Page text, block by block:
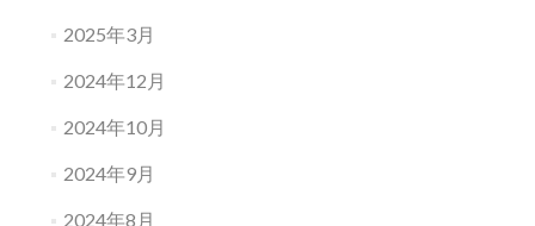
2025年3月
2024年12月
2024年10月
2024年9月
2024年8月